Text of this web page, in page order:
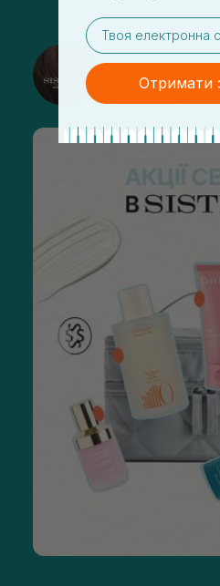
Підписатися
email
Отримати